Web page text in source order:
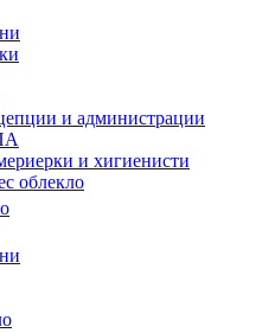
и администрации
и хигиенисти
облекло